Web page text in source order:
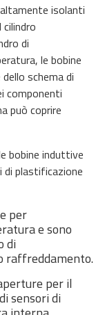
isolanti
di
le bobine
schema di
componenti
può coprire
bobine induttive
di plastificazione
per
e sono
di
raffreddamento.
per il
sensori di